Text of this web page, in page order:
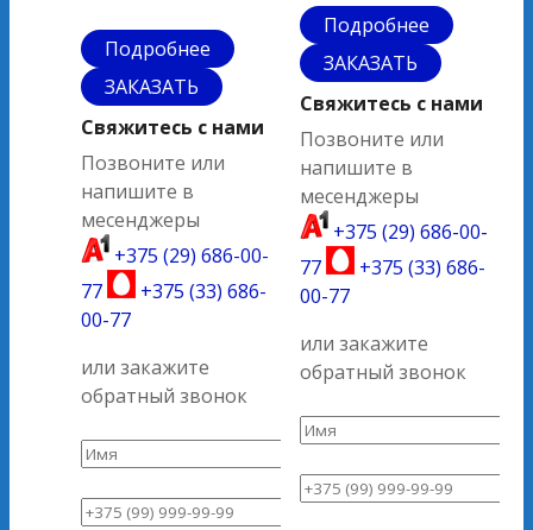
Подробнее
ЗАКАЗАТЬ
Свяжитесь с нами
Позвоните или
напишите в
месенджеры
+375 (29) 686-00-
77
+375 (33) 686-
00-77
или закажите
обратный звонок
Подробнее
ЗАКАЗАТЬ
Свяжитесь с нами
Позвоните или
напишите в
месенджеры
+375 (29) 686-00-
77
+375 (33) 686-
00-77
или закажите
обратный звонок